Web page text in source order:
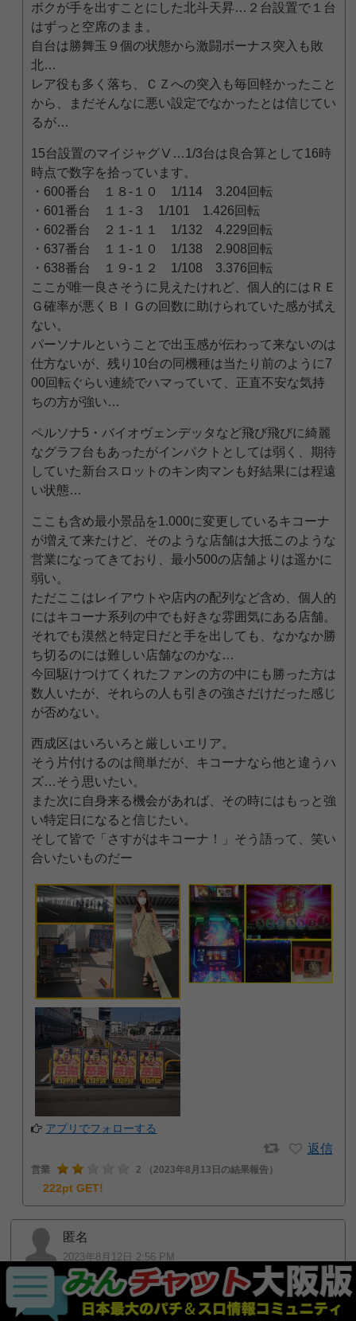
ボクが手を出すことにした北斗天昇…２台設置で１台
はずっと空席のまま。
自台は勝舞玉９個の状態から激闘ボーナス突入も敗
北…
レア役も多く落ち、ＣＺへの突入も毎回軽かったこと
から、まだそんなに悪い設定でなかったとは信じてい
るが…
15台設置のマイジャグⅤ…1/3台は良合算として16時
時点で数字を拾っています。
・600番台 １８-１０ 1/114 3.204回転
・601番台 １１-３ 1/101 1.426回転
・602番台 ２１-１１ 1/132 4.229回転
・637番台 １１-１０ 1/138 2.908回転
・638番台 １９-１２ 1/108 3.376回転
ここが唯一良さそうに見えたけれど、個人的にはＲＥ
Ｇ確率が悪くＢＩＧの回数に助けられていた感が拭え
ない。
パーソナルということで出玉感が伝わって来ないのは
仕方ないが、残り10台の同機種は当たり前のように7
00回転ぐらい連続でハマっていて、正直不安な気持
ちの方が強い…
ペルソナ5・バイオヴェンデッタなど飛び飛びに綺麗
なグラフ台もあったがインパクトとしては弱く、期待
していた新台スロットのキン肉マンも好結果には程遠
い状態…
ここも含め最小景品を1.000に変更しているキコーナ
が増えて来たけど、そのような店舗は大抵このような
営業になってきており、最小500の店舗よりは遥かに
弱い。
ただここはレイアウトや店内の配列など含め、個人的
にはキコーナ系列の中でも好きな雰囲気にある店舗。
それでも漠然と特定日だと手を出しても、なかなか勝
ち切るのには難しい店舗なのかな…
今回駆けつけてくれたファンの方の中にも勝った方は
数人いたが、それらの人も引きの強さだけだった感じ
が否めない。
西成区はいろいろと厳しいエリア。
そう片付けるのは簡単だが、キコーナなら他と違うハ
ズ…そう思いたい。
また次に自身来る機会があれば、その時にはもっと強
い特定日になると信じたい。
そして皆で「さすがはキコーナ！」そう語って、笑い
合いたいものだー
アプリでフォローする
返信
営業 2 （2023年8月13日の結果報告）
222pt GET!
匿名
2023年8月12日 2:56 PM
キコーナ。完全回収確定店舗。
いい加減気付きや。